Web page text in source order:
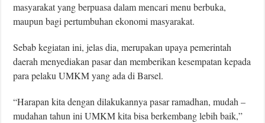
masyarakat yang berpuasa dalam mencari menu berbuka,
maupun bagi pertumbuhan ekonomi masyarakat.
Sebab kegiatan ini, jelas dia, merupakan upaya pemerintah
daerah menyediakan pasar dan memberikan kesempatan kepada
para pelaku UMKM yang ada di Barsel.
“Harapan kita dengan dilakukannya pasar ramadhan, mudah –
mudahan tahun ini UMKM kita bisa berkembang lebih baik,”